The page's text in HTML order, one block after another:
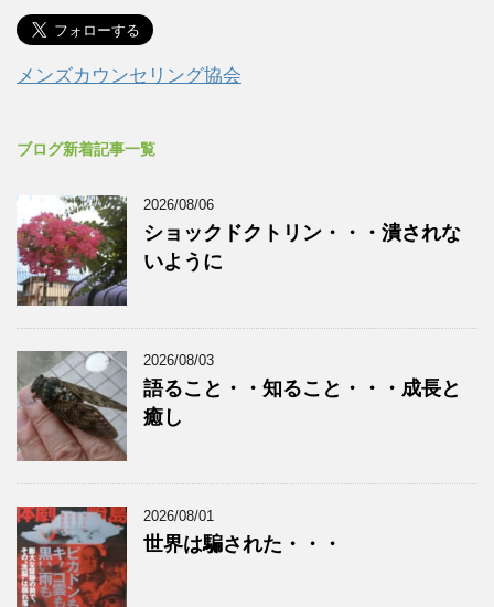
メンズカウンセリング協会
ブログ新着記事一覧
2026/08/06
ショックドクトリン・・・潰されな
いように
2026/08/03
語ること・・知ること・・・成長と
癒し
2026/08/01
世界は騙された・・・